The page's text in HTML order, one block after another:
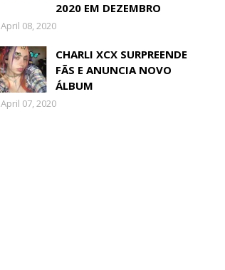
2020 EM DEZEMBRO
April 08, 2020
CHARLI XCX SURPREENDE
FÃS E ANUNCIA NOVO
ÁLBUM
April 07, 2020